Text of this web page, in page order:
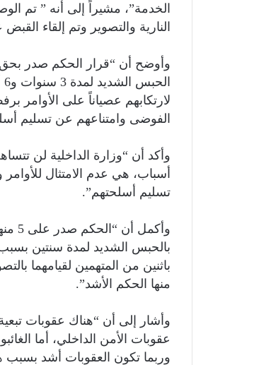
النارية والتصوير وتم إلقاء القبض على 12 منهم والثلاثة البقية العمل جارٍ
لارتكابهم عصياناً على الأوامر
الفوضى وامتناعهم عن تسليم
أسباب، هي عدم الامتثال
تسليم أسلحتهم”.
بالحبس الشديد لمدة سنتين
منها الحكم الأشد”.
وأشار إلى أن “هناك عقوبات
عقوبات الأمن الداخلي، أما
وربما تكون العقوبات أشد بسبب